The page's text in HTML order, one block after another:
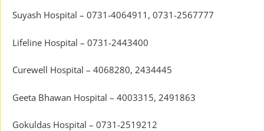
Suyash Hospital – 0731-4064911, 0731-2567777
Lifeline Hospital – 0731-2443400
Curewell Hospital – 4068280, 2434445
Geeta Bhawan Hospital – 4003315, 2491863
Gokuldas Hospital – 0731-2519212